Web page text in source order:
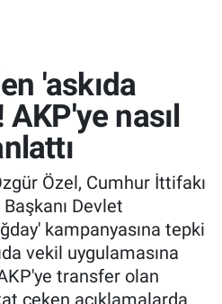
'askıda
nasıl
Özel, Cumhur İttifakı
Devlet
kampanyasına tepki
vekil uygulamasına
transfer olan
ve Fikstür